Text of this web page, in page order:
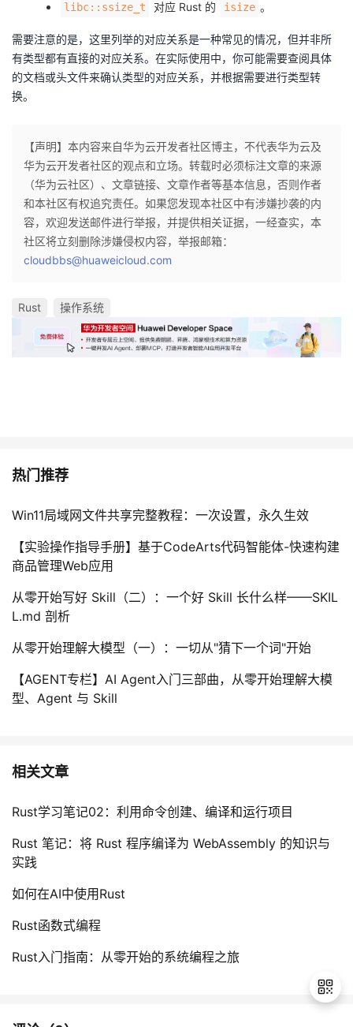
libc::ssize_t 对应 Rust 的 isize 。
需要注意的是，这里列举的对应关系是一种常见的情况，但并非所
有类型都有直接的对应关系。在实际使用中，你可能需要查阅具体
的文档或头文件来确认类型的对应关系，并根据需要进行类型转
换。
【声明】本内容来自华为云开发者社区博主，不代表华为云及
华为云开发者社区的观点和立场。转载时必须标注文章的来源
（华为云社区）、文章链接、文章作者等基本信息，否则作者
和本社区有权追究责任。如果您发现本社区中有涉嫌抄袭的内
容，欢迎发送邮件进行举报，并提供相关证据，一经查实，本
社区将立刻删除涉嫌侵权内容，举报邮箱：
cloudbbs@huaweicloud.com
Rust 操作系统
热门推荐
Win11局域网文件共享完整教程：一次设置，永久生效
【实验操作指导手册】基于CodeArts代码智能体-快速构建
商品管理Web应用
从零开始写好 Skill（二）：一个好 Skill 长什么样——SKIL
L.md 剖析
从零开始理解大模型（一）：一切从"猜下一个词"开始
【AGENT专栏】AI Agent入门三部曲，从零开始理解大模
型、Agent 与 Skill
相关文章
Rust学习笔记02：利用命令创建、编译和运行项目
Rust 笔记：将 Rust 程序编译为 WebAssembly 的知识与
实践
如何在AI中使用Rust
Rust函数式编程
Rust入门指南：从零开始的系统编程之旅